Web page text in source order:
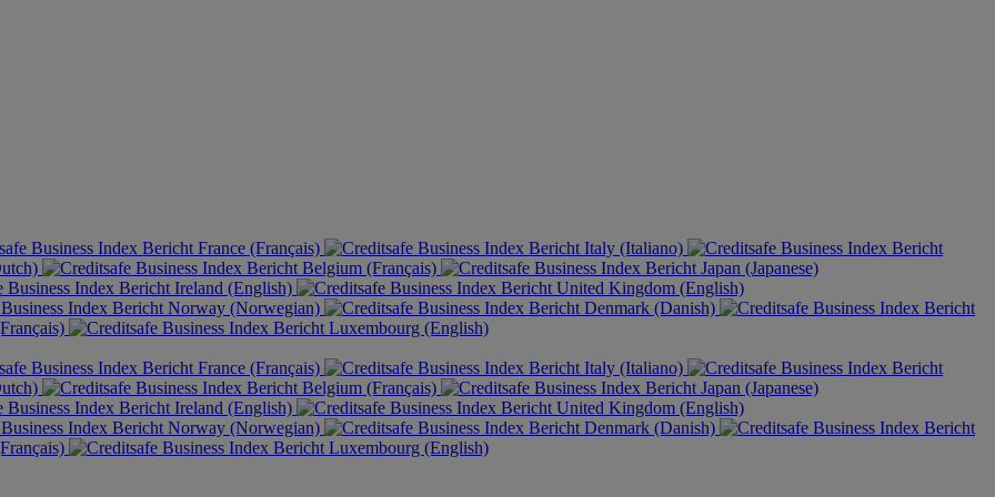
France (Français)
Italy (Italiano)
Belgium (Français)
Japan (Japanese)
Ireland (English)
United Kingdom (English)
Norway (Norwegian)
Denmark (Danish)
Luxembourg (English)
France (Français)
Italy (Italiano)
Belgium (Français)
Japan (Japanese)
Ireland (English)
United Kingdom (English)
Norway (Norwegian)
Denmark (Danish)
Luxembourg (English)